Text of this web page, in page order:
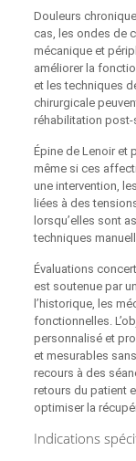
Douleurs
cas, les ondes de
mécanique et
améliorer la
et les techniques
chirurgicale
réhabilitation post-
Épine de Lenoir et
même si ces
une intervention,
liées à des
lorsqu’elles sont
techniques
Évaluations
est soutenue par
l’historique, les
fonctionnelles.
personnalisé et
et mesurables
recours à des
retours du patient
optimiser la
Indications